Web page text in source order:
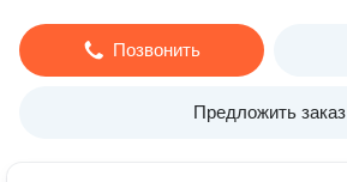
Позвонить
Предложить заказ